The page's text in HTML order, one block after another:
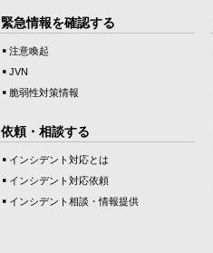
緊急情報を確認する
注意喚起
JVN
脆弱性対策情報
依頼・相談する
インシデント対応とは
インシデント対応依頼
インシデント相談・情報提供